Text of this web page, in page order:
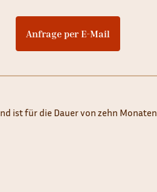
Anfrage per E-Mail
ist für die Dauer von zehn Monaten